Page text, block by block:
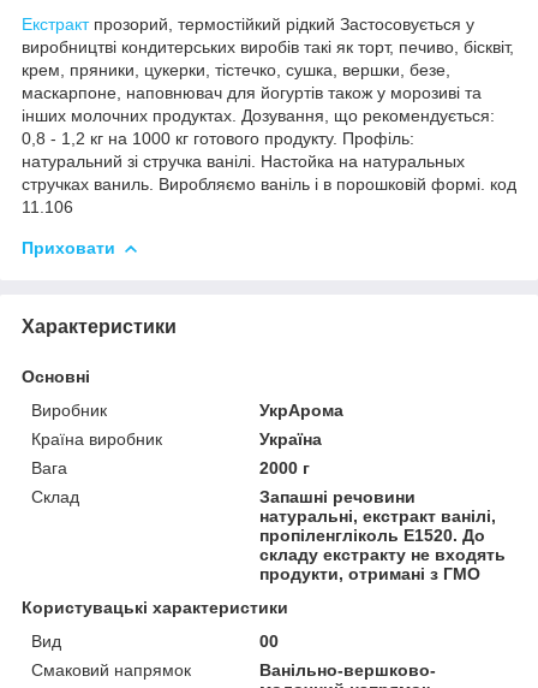
Екстрактпрозорий, термостійкий рідкий Застосовується у
виробництві кондитерських виробів такі як торт, печиво, бісквіт,
крем, пряники, цукерки, тістечко, сушка, вершки, безе,
маскарпоне, наповнювач для йогуртів також у морозиві та
інших молочних продуктах. Дозування, що рекомендується:
0,8 - 1,2 кг на 1000 кг готового продукту. Профіль:
натуральний зі стручка ванілі. Настойка на натуральных
стручках ваниль. Виробляємо ваніль і в порошковій формі. код
11.106
Приховати
Характеристики
Основні
Виробник
УкрАрома
Країна виробник
Україна
Вага
2000 г
Склад
Запашні речовини
натуральні, екстракт ванілі,
пропіленгліколь Е1520. До
складу екстракту не входять
продукти, отримані з ГМО
Користувацькі характеристики
Вид
00
Смаковий напрямок
Ванільно-вершково-